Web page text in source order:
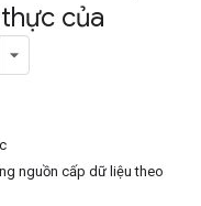
của
nguồn cấp dữ liệu theo